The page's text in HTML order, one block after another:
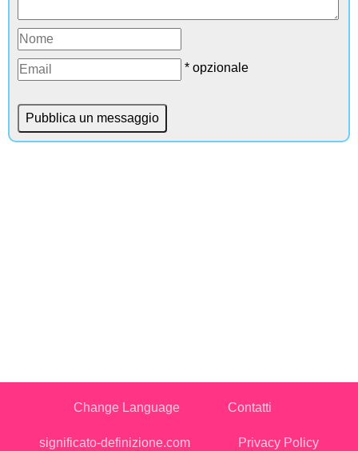
* opzionale
Change Language Contatti
significato-definizione.com Privacy Policy